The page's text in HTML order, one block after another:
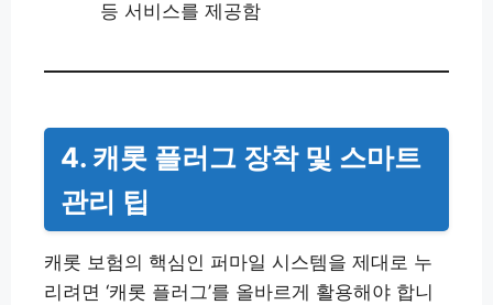
등 서비스를 제공함
4. 캐롯 플러그 장착 및 스마트
관리 팁
캐롯 보험의 핵심인 퍼마일 시스템을 제대로 누
리려면 ‘캐롯 플러그’를 올바르게 활용해야 합니